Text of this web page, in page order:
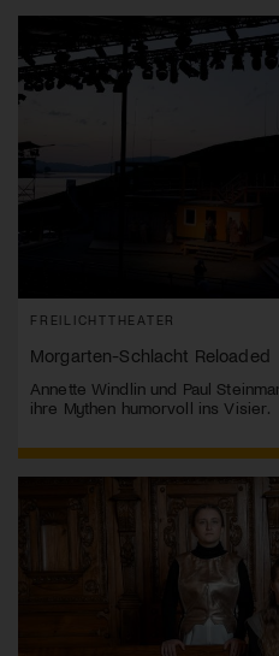
FREILICHTTHEATER
Morgarten-Schlacht Reloaded
Annette Windlin und Paul
ihre Mythen humorvoll ins Visier.